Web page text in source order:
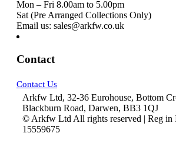
Mon – Fri 8.00am to 5.00pm
Sat (Pre Arranged Collections Only)
Email us: sales@arkfw.co.uk
Contact
Contact Us
Arkfw Ltd, 32-36 Eurohouse, Bottom
Blackburn Road, Darwen, BB3 1QJ
© Arkfw Ltd All rights reserved | Reg in
15559675